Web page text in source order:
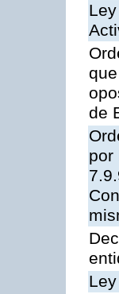
de
por